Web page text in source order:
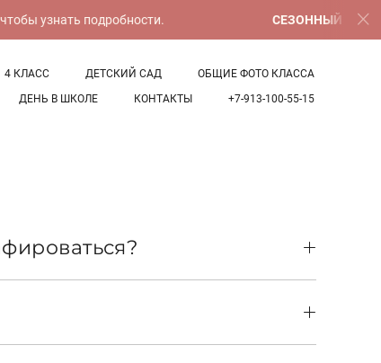
4 КЛАСС ДЕТСКИЙ САД
ОБЩИЕ ФОТО КЛАССА
ДЕНЬ В ШКОЛЕ
КОНТАКТЫ +7-913-100-55-15
узнать подробности. СЕЗОННЫЙ АЛЬБОМ